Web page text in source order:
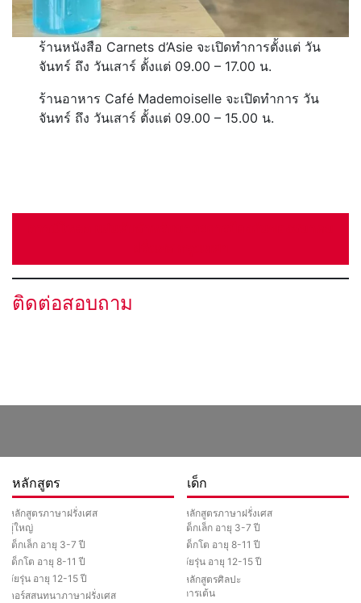
ร้านหนังสือ Carnets d’Asie จะเปิดทำการตั้งแต่ วัน
จันทร์ ถึง วันเสาร์ ตั้งแต่ 09.00 – 17.00 น.
ร้านอาหาร Café Mademoiselle จะเปิดทำการ วัน
จันทร์ ถึง วันเสาร์ ตั้งแต่ 09.00 – 15.00 น.
ติดต่อสอบถาม
หลักสูตร
หลักสูตรภาษาฝรั่งเศส
ผู้ใหญ่
เด็กเล็ก อายุ 3-7 ปี
เด็กโต อายุ 8-11 ปี
วัยรุ่น อายุ 12-15 ปี
คอร์สสนทนาภาษาฝรั่งเศส
เด็ก
หลักสูตรภาษาฝรั่งเศส
เด็กเล็ก อายุ 3-7 ปี
เด็กโต อายุ 8-11 ปี
วัยรุ่น อายุ 12-15 ปี
หลักสูตรศิลปะ
การเต้น